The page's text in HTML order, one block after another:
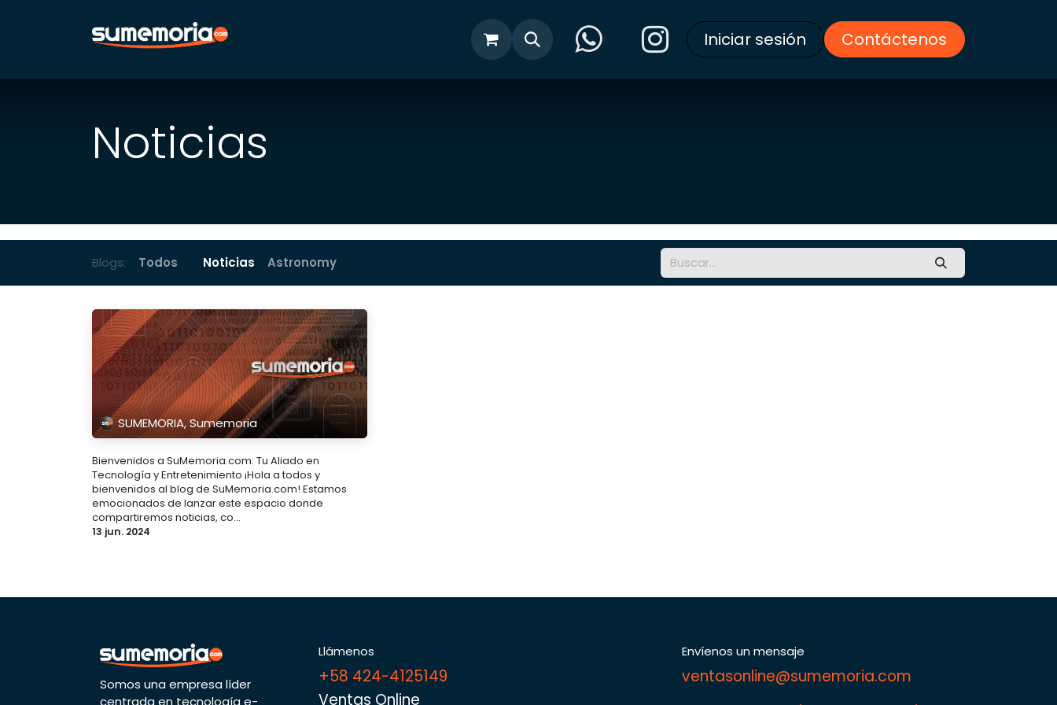
Iniciar sesión Contáctenos
Noticias
Blogs: Todos Noticias Astronomy
SUMEMORIA, Sumemoria
Bienvenidos a SuMemoria.com: Tu Aliado en
Tecnología y Entretenimiento ¡Hola a todos y
bienvenidos al blog de SuMemoria.com! Estamos
emocionados de lanzar este espacio donde
compartiremos noticias, co...
13 jun. 2024
Somos una empresa líder
centrada en tecnología e-
Llámenos
+58 424-4125149
Ventas Online
Envíenos un mensaje
ventasonline@sumemoria.com